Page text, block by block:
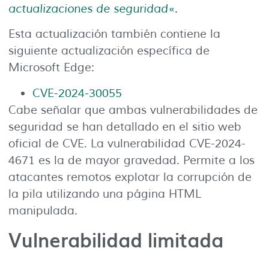
actualizaciones de seguridad«.
Esta actualización también contiene la
siguiente actualización específica de
Microsoft Edge:
CVE-2024-30055
Cabe señalar que ambas vulnerabilidades de
seguridad se han detallado en el sitio web
oficial de CVE. La vulnerabilidad CVE-2024-
4671 es la de mayor gravedad. Permite a los
atacantes remotos explotar la corrupción de
la pila utilizando una página HTML
manipulada.
Vulnerabilidad limitada